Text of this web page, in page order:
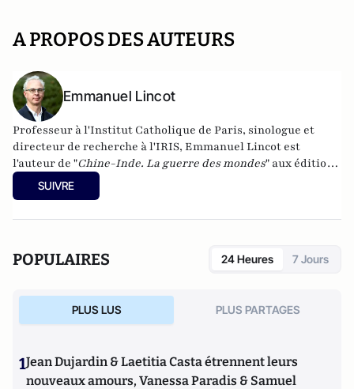
A PROPOS DES AUTEURS
Emmanuel Lincot
Professeur à l'Institut Catholique de Paris, sinologue et
directeur de recherche à l'IRIS, Emmanuel Lincot est
l'auteur de "Chine-Inde. La guerre des mondes" aux éditions
Le Cerf (à paraître le 27 février).
SUIVRE
POPULAIRES 24 Heures 7 Jours
PLUS LUS PLUS PARTAGES
1Jean Dujardin & Laetitia Casta étrennent leurs
nouveaux amours, Vanessa Paradis & Samuel